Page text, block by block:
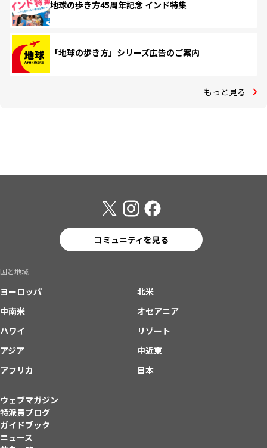
地球の歩き方45周年記念 インド特集
「地球の歩き方」シリーズ広告のご案内
もっと見る
コミュニティを見る
国と地域
ヨーロッパ
北米
中南米
オセアニア
ハワイ
リゾート
アジア
中近東
アフリカ
日本
ウェブマガジン
特派員ブログ
ガイドブック
ニュース